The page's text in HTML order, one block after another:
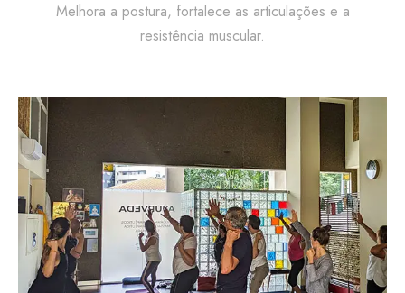
Melhora a postura, fortalece as articulações e a
resistência muscular.